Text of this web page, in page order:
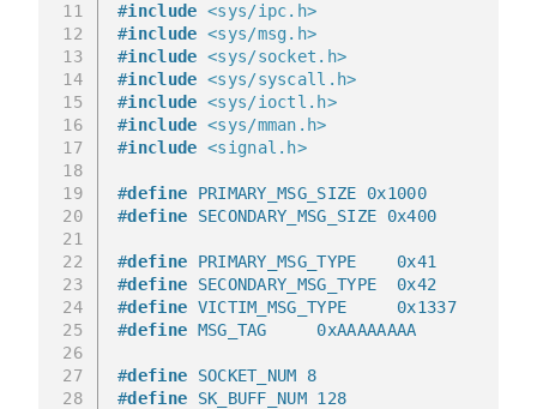
11
12
13
14
15
16
17
18
19
20
21
22
23
24
25
26
27
28
#include <sys/ipc.h>
#include <sys/msg.h>
#include <sys/socket.h>
#include <sys/syscall.h>
#include <sys/ioctl.h>
#include <sys/mman.h>
#include <signal.h>
#define PRIMARY_MSG_SIZE 0x1000
#define SECONDARY_MSG_SIZE 0x400
#define PRIMARY_MSG_TYPE    0x41
#define SECONDARY_MSG_TYPE  0x42
#define VICTIM_MSG_TYPE     0x1337
#define MSG_TAG     0xAAAAAAAA
#define SOCKET_NUM 8
#define SK_BUFF_NUM 128